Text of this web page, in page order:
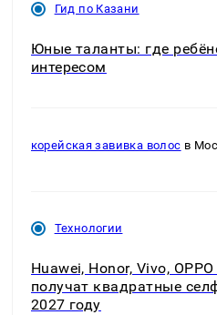
Гид по Казани
Юные таланты: где
интересом
корейская завивка волос в
Технологии
Huawei, Honor, Vivo,
получат квадратные
2027 году